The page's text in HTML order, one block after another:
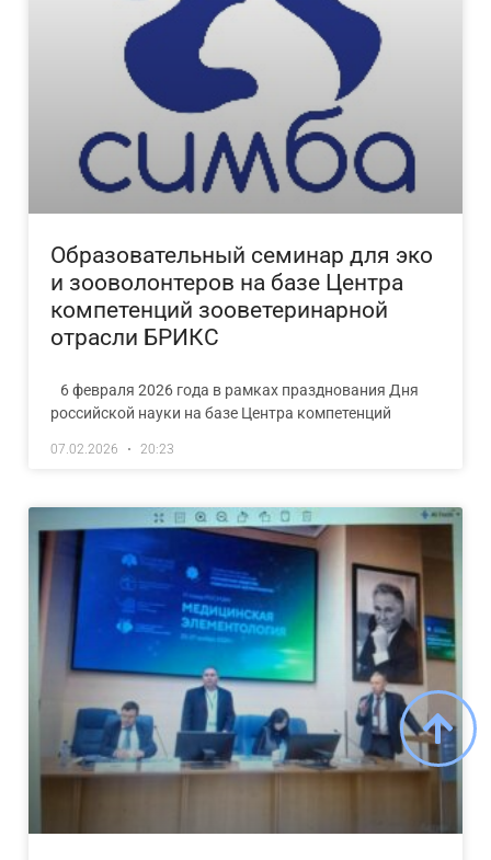
Образовательный семинар для эко
и зооволонтеров на базе Центра
компетенций зооветеринарной
отрасли БРИКС
6 февраля 2026 года в рамках празднования Дня
российской науки на базе Центра компетенций
07.02.2026 20:23